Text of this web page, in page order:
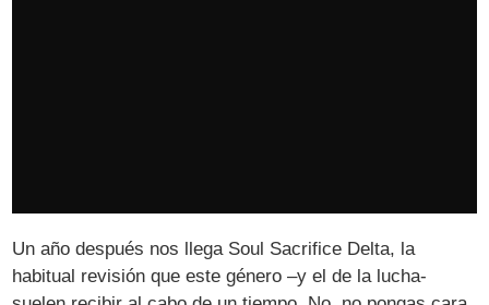
Un año después nos llega Soul Sacrifice Delta, la
habitual revisión que este género –y el de la lucha-